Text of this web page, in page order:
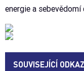
energie a sebevědomí
SOUVISEJÍCÍ